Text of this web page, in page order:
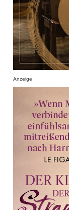
Anzeige